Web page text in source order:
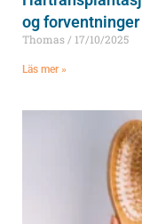
og forventninger
Thomas 17/10/2025
Läs mer »